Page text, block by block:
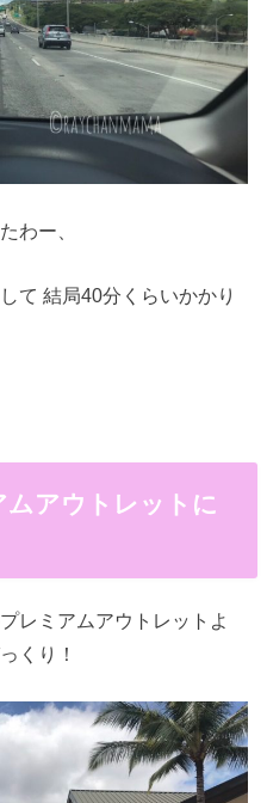
わー、
て 結局40分くらいかかり
アウトレットに
レミアムアウトレットよ
くり！